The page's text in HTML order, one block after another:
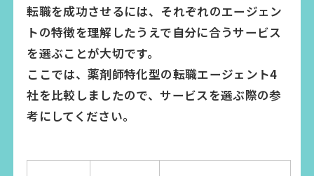
転職を成功させるには、それぞれのエージェン
トの特徴を理解したうえで自分に合うサービス
を選ぶことが大切です。
ここでは、薬剤師特化型の転職エージェント4
社を比較しましたので、サービスを選ぶ際の参
考にしてください。